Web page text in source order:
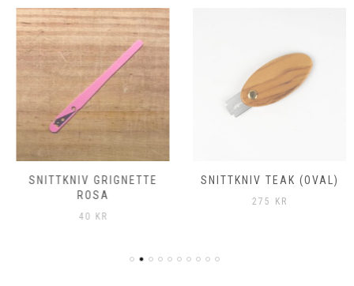
SNITTKNIV GRIGNETTE
ROSA
40 KR
SNITTKNIV TEAK (OVAL)
275 KR